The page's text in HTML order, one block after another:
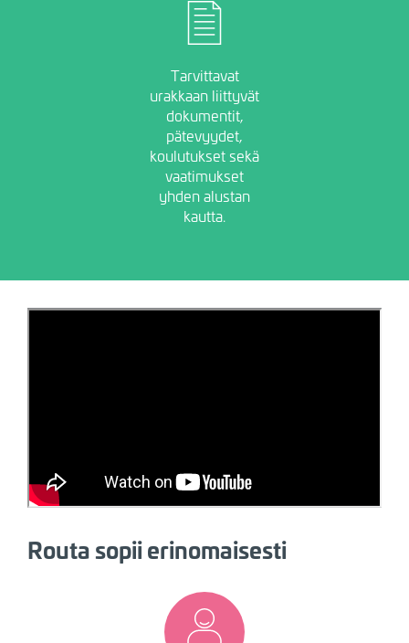
Image
Tarvittavat
urakkaan liittyvät
dokumentit,
pätevyydet,
koulutukset sekä
vaatimukset
yhden alustan
kautta.
Routa sopii erinomaisesti
Image